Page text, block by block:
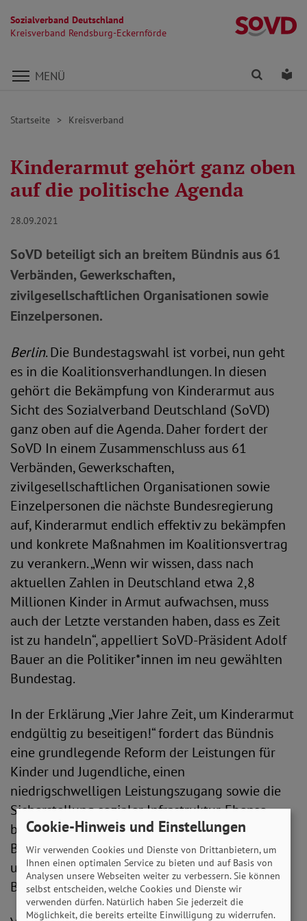
Sozialverband Deutschland
Kreisverband Rendsburg-Eckernförde
Direkt zu den Inhalten springen
MENÜ Finden
Startseite Kreisverband
Kinderarmut gehört ganz oben
auf die politische Agenda
28.09.2021
SoVD beteiligt sich an breitem Bündnis aus 61
Verbänden, Gewerkschaften,
zivilgesellschaftlichen Organisationen sowie
Einzelpersonen.
Berlin. Die Bundestagswahl ist vorbei, nun geht
es in die Koalitionsverhandlungen. In diesen
gehört die Bekämpfung von Kinderarmut aus
Sicht des Sozialverband Deutschland (SoVD)
ganz oben auf die Agenda. Daher fordert der
SoVD In einem Zusammenschluss aus 61
Verbänden, Gewerkschaften,
zivilgesellschaftlichen Organisationen sowie
Einzelpersonen die nächste Bundesregierung
auf, Kinderarmut endlich effektiv zu bekämpfen
und konkrete Maßnahmen im Koalitionsvertrag
zu verankern. „Wenn wir wissen, dass nach
aktuellen Zahlen in Deutschland etwa 2,8
Millionen Kinder in Armut aufwachsen, muss
auch der Letzte verstanden haben, dass es Zeit
ist zu handeln“, appelliert SoVD-Präsident Adolf
Bauer an die Politiker*innen im neu gewählten
Bundestag.
In der Erklärung „Vier Jahre Zeit, um Kinderarmut
endgültig zu beseitigen!“ fordert das Bündnis
eine grundlegende Reform der Leistungen für
Kinder und Jugendliche, einen
niedrigschwelligen Leistungszugang sowie die
Sicherstellung sozialer Infrastruktur. Ebenso
brauchen Kinder und Jugendliche eine intensive
Begleitung zurück in ihren Kita- und Schulalltag
und psychosoziale Unterstützung bei der
Bewältigung der Auswirkungen der Pandemie.
Cookie-Hinweis und Einstellungen
Wir verwenden Cookies und Dienste von Drittanbietern, um
Ihnen einen optimalen Service zu bieten und auf Basis von
Analysen unsere Webseiten weiter zu verbessern. Sie können
selbst entscheiden, welche Cookies und Dienste wir
verwenden dürfen. Natürlich haben Sie jederzeit die
Möglichkeit, die bereits erteilte Einwilligung zu widerrufen.